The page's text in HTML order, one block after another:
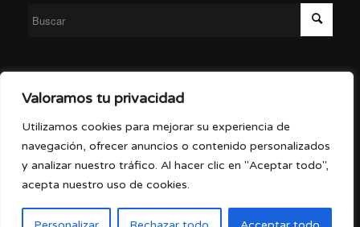
Valoramos tu privacidad
Utilizamos cookies para mejorar su experiencia de
navegación, ofrecer anuncios o contenido personalizados
y analizar nuestro tráfico. Al hacer clic en "Aceptar todo",
acepta nuestro uso de cookies.